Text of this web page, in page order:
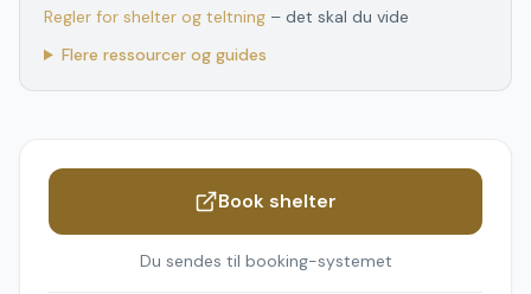
Regler for shelter og teltning – det skal du vide
Flere ressourcer og guides
Book shelter
Du sendes til booking-systemet